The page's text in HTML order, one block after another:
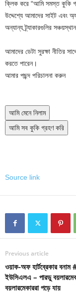
ক্লিক করে “আমি সমস্ত কুকি
উদ্দেশ্যে আমাদের সাইট এবং
অন্যান্য ট্র্যাকারগুলির
আমাদের ডেটা সুরক্ষা নীতির
করতে পারেন।
আমার পছন্দ পরিচালনা করুন
আমি মেনে নিলাম
আমি সব কুকি গ্রহণ করি
Source link
Previous article
ওয়াক-অফ হার্টব্রেকার বনাম
ইউসিএলএ – পারডু
বয়লারমেকাররা পড়ে যায়